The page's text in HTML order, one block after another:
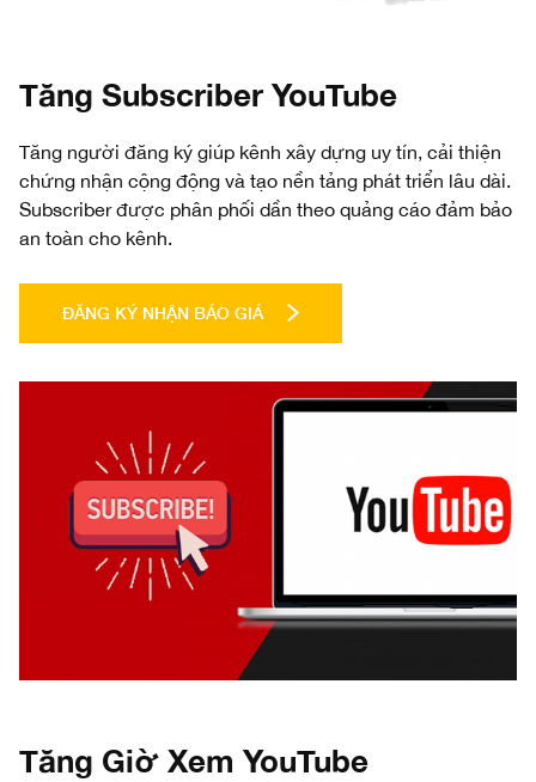
Tăng Subscriber YouTube
Tăng người đăng ký giúp kênh xây dựng uy tín, cải thiện
chứng nhận cộng động và tạo nền tảng phát triển lâu dài.
Subscriber được phân phối dần theo quảng cáo đảm bảo
an toàn cho kênh.
ĐĂNG KÝ NHẬN BÁO GIÁ
Tăng Giờ Xem YouTube